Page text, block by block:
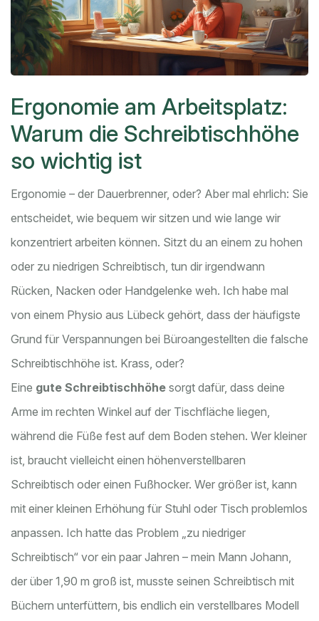
Ergonomie am Arbeitsplatz:
Warum die Schreibtischhöhe
so wichtig ist
Ergonomie – der Dauerbrenner, oder? Aber mal ehrlich: Sie
entscheidet, wie bequem wir sitzen und wie lange wir
konzentriert arbeiten können. Sitzt du an einem zu hohen
oder zu niedrigen Schreibtisch, tun dir irgendwann
Rücken, Nacken oder Handgelenke weh. Ich habe mal
von einem Physio aus Lübeck gehört, dass der häufigste
Grund für Verspannungen bei Büroangestellten die falsche
Schreibtischhöhe ist. Krass, oder?
Eine gute Schreibtischhöhe sorgt dafür, dass deine
Arme im rechten Winkel auf der Tischfläche liegen,
während die Füße fest auf dem Boden stehen. Wer kleiner
ist, braucht vielleicht einen höhenverstellbaren
Schreibtisch oder einen Fußhocker. Wer größer ist, kann
mit einer kleinen Erhöhung für Stuhl oder Tisch problemlos
anpassen. Ich hatte das Problem „zu niedriger
Schreibtisch“ vor ein paar Jahren – mein Mann Johann,
der über 1,90 m groß ist, musste seinen Schreibtisch mit
Büchern unterfüttern, bis endlich ein verstellbares Modell